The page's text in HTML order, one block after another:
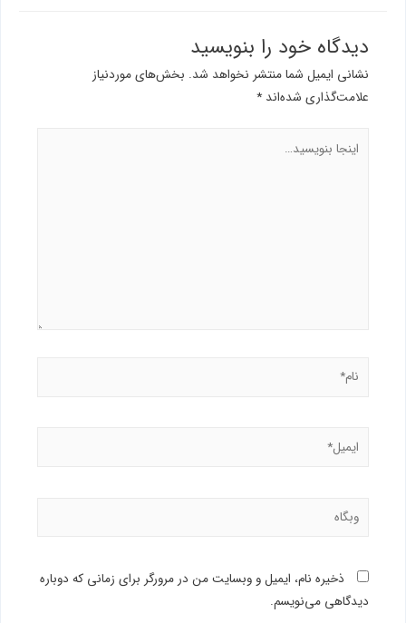
دیدگاه‌ خود را بنویسید
نشانی ایمیل شما منتشر نخواهد شد. بخش‌های موردنیاز
علامت‌گذاری شده‌اند *
ذخیره نام، ایمیل و وبسایت من در مرورگر برای زمانی که دوباره
دیدگاهی می‌نویسم.